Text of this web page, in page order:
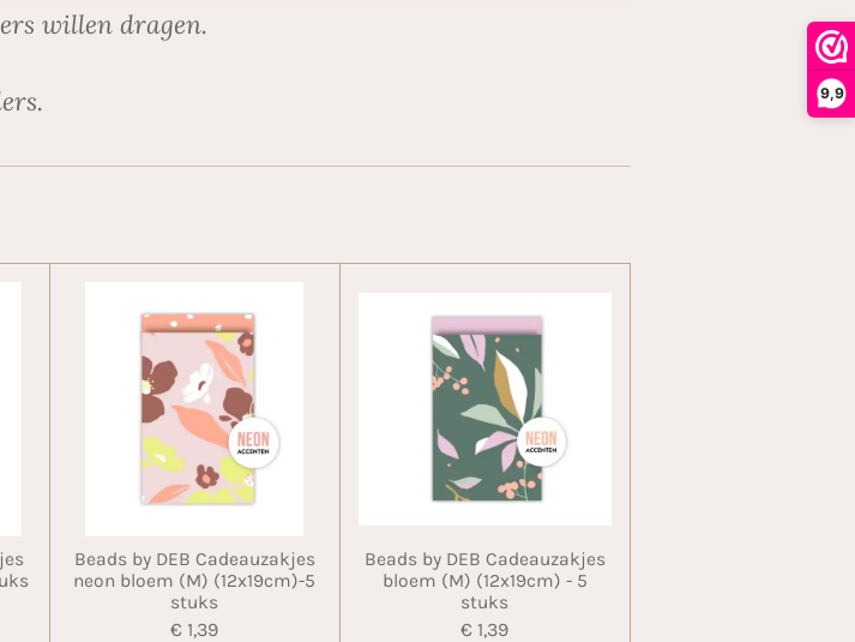
9,9
willen dragen.
Beads by DEB Cadeauzakjes
neon bloem (M) (12x19cm)-5
stuks
€ 1,39
Beads by DEB Cadeauzakjes
bloem (M) (12x19cm) - 5
stuks
€ 1,39